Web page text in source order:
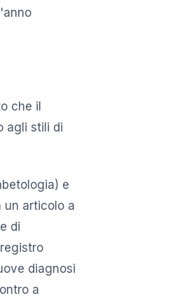
che il
agli stili di
e
un articolo a
di
diagnosi
a